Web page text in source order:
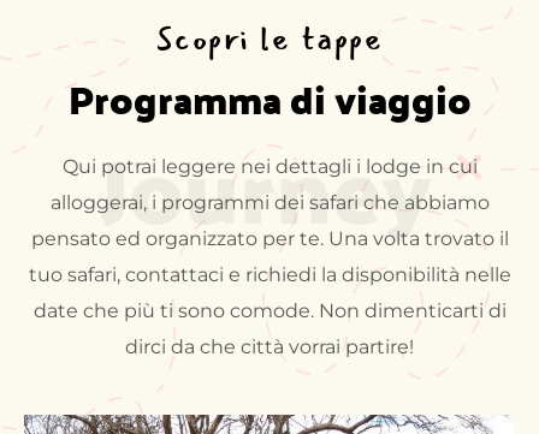
Scopri le tappe
Programma di viaggio
Journey
Qui potrai leggere nei dettagli i lodge in cui
alloggerai, i programmi dei safari che abbiamo
pensato ed organizzato per te. Una volta trovato il
tuo safari, contattaci e richiedi la disponibilità nelle
date che più ti sono comode. Non dimenticarti di
dirci da che città vorrai partire!